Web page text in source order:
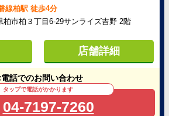
線柏駅 徒歩4分
柏市柏３丁目6-29サンライズ吉野 2階
店舗詳細
電話でのお問い合わせ
タップで電話がかかります
04-7197-7260